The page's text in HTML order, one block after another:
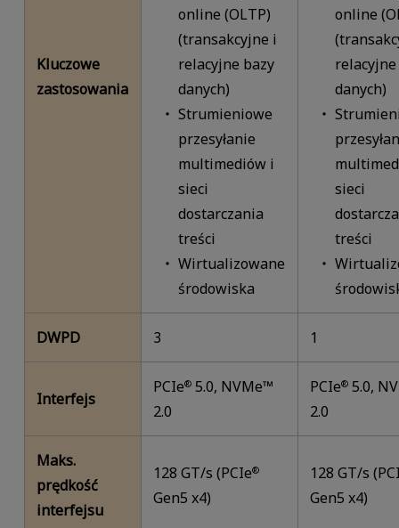
Kluczowe
zastosowania
online (OLTP)
(transakcyjne i
relacyjne bazy
danych)
Strumieniowe
przesyłanie
multimediów i
sieci
dostarczania
treści
Wirtualizowane
środowiska
online
danych)
sieci
treści
DWPD 3 1
Interfejs
PCIe® 5.0, NVMe™
2.0
PCIe® 5.0,
2.0
Maks.
prędkość
interfejsu
128 GT/s (PCIe®
Gen5 x4)
128 GT/s
Gen5 x4)